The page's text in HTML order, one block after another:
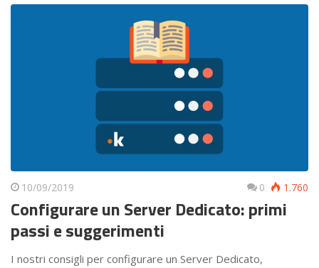
10/09/2019 0 1.760
Configurare un Server Dedicato: primi
passi e suggerimenti
I nostri consigli per configurare un Server Dedicato,